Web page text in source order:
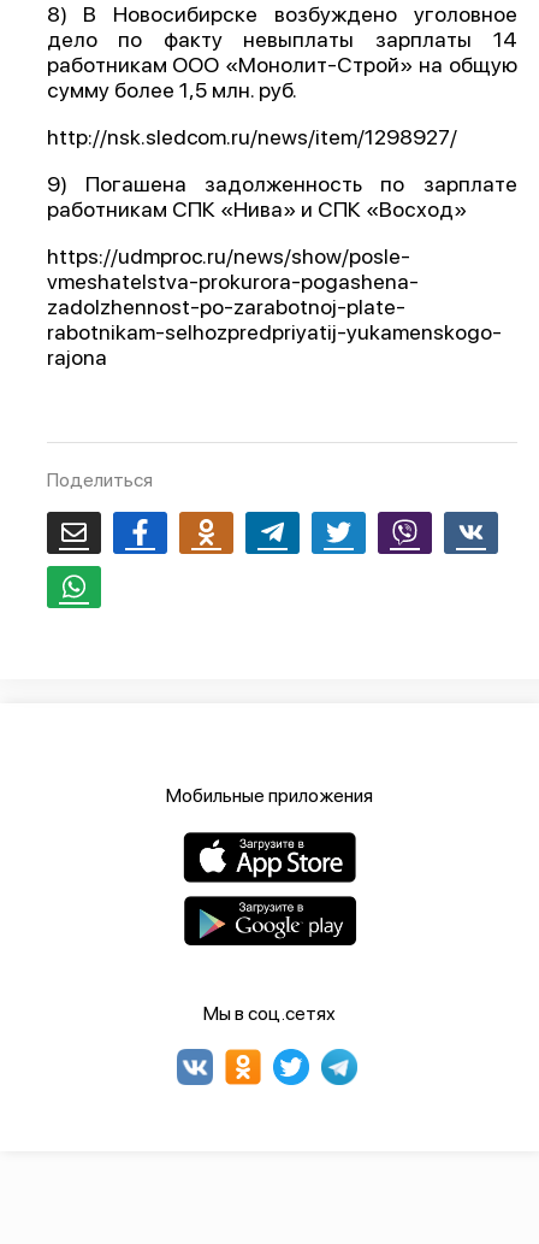
8) В Новосибирске возбуждено уголовное
дело по факту невыплаты зарплаты 14
работникам ООО «Монолит-Строй» на общую
сумму более 1,5 млн. руб.
http://nsk.sledcom.ru/news/item/1298927/
9) Погашена задолженность по зарплате
работникам СПК «Нива» и СПК «Восход»
https://udmproc.ru/news/show/posle-
vmeshatelstva-prokurora-pogashena-
zadolzhennost-po-zarabotnoj-plate-
rabotnikam-selhozpredpriyatij-yukamenskogo-
rajona
Поделиться
Мобильные приложения
Мы в соц.сетях